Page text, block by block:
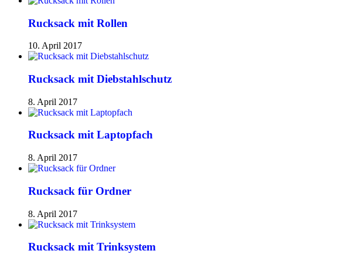
Rucksack mit Rollen
10. April 2017
Rucksack mit Diebstahlschutz
8. April 2017
Rucksack mit Laptopfach
8. April 2017
Rucksack für Ordner
8. April 2017
Rucksack mit Trinksystem